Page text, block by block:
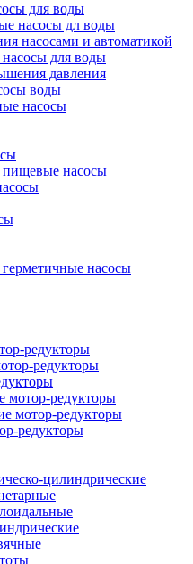
для воды
насосы дл воды
насосами и автоматикой
для воды
давления
воды
насосы
насосы
насосы
редукторы
редукторы
мотор-редукторы
мотор-редукторы
редукторы
цилиндрические